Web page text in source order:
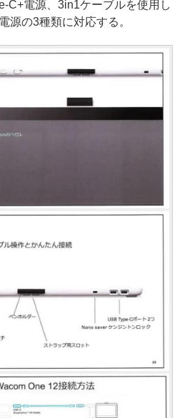
C+電源、3in1ケーブルを使用し
源の3種類に対応する。